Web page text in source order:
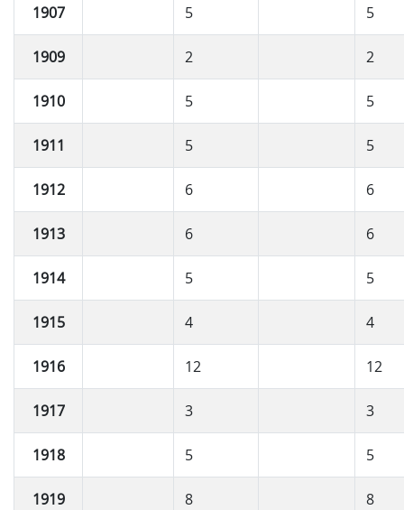
1907 5 5
1909 2 2
1910 5 5
1911 5 5
1912 6 6
1913 6 6
1914 5 5
1915 4 4
1916 12 12
1917 3 3
1918 5 5
1919 8 8